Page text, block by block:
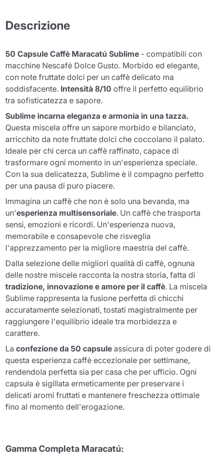
Descrizione
50 Capsule Caffè Maracatú Sublime - compatibili con
macchine Nescafé Dolce Gusto. Morbido ed elegante,
con note fruttate dolci per un caffè delicato ma
soddisfacente. Intensità 8/10 offre il perfetto equilibrio
tra sofisticatezza e sapore.
Sublime incarna eleganza e armonia in una tazza.
Questa miscela offre un sapore morbido e bilanciato,
arricchito da note fruttate dolci che coccolano il palato.
Ideale per chi cerca un caffè raffinato, capace di
trasformare ogni momento in un'esperienza speciale.
Con la sua delicatezza, Sublime è il compagno perfetto
per una pausa di puro piacere.
Immagina un caffè che non è solo una bevanda, ma
un'esperienza multisensoriale. Un caffè che trasporta
sensi, emozioni e ricordi. Un'esperienza nuova,
memorabile e consapevole che risveglia
l'apprezzamento per la migliore maestria del caffè.
Dalla selezione delle migliori qualità di caffè, ognuna
delle nostre miscele racconta la nostra storia, fatta di
tradizione, innovazione e amore per il caffè. La miscela
Sublime rappresenta la fusione perfetta di chicchi
accuratamente selezionati, tostati magistralmente per
raggiungere l'equilibrio ideale tra morbidezza e
carattere.
Laconfezione da 50 capsule assicura di poter godere di
questa esperienza caffè eccezionale per settimane,
rendendola perfetta sia per casa che per ufficio. Ogni
capsula è sigillata ermeticamente per preservare i
delicati aromi fruttati e mantenere freschezza ottimale
fino al momento dell'erogazione.
Gamma Completa Maracatú: